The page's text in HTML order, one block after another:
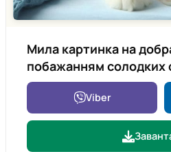
Мила картинка на
побажанням солодких
Viber